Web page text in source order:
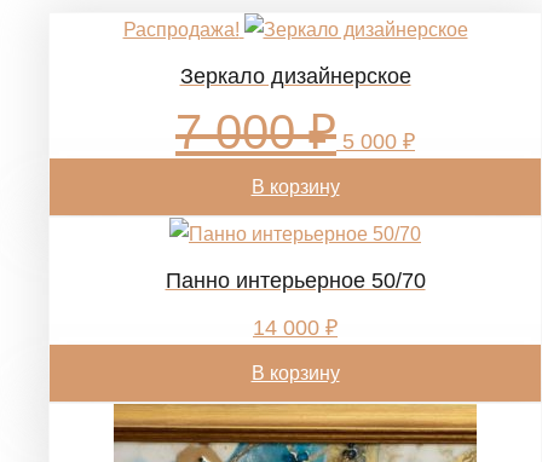
Распродажа!
Зеркало дизайнерское
7 000₽ цена
составляла
5 000 ₽цена:
5
В корзину
Панно интерьерное 50/70
14 000 ₽
В корзину